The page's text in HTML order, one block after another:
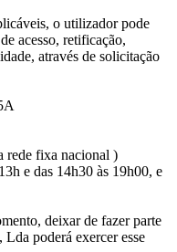
o utilizador pode
acesso, retificação,
através de solicitação
rede fixa nacional )
e das 14h30 às 19h00, e
deixar de fazer parte
poderá exercer esse